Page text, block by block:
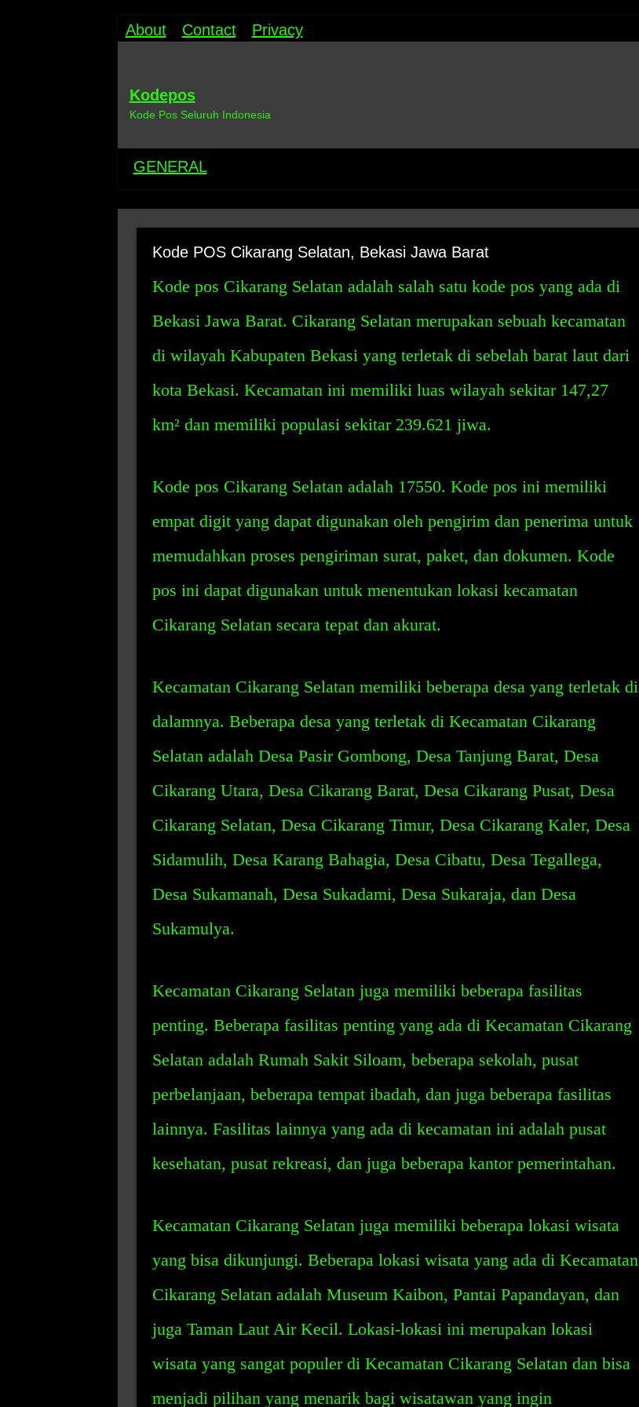
About Contact Privacy
Kodepos
Kode Pos Seluruh Indonesia
GENERAL
Kode POS Cikarang Selatan, Bekasi Jawa Barat
Kode pos Cikarang Selatan adalah salah satu kode pos yang ada di
Bekasi Jawa Barat. Cikarang Selatan merupakan sebuah kecamatan
di wilayah Kabupaten Bekasi yang terletak di sebelah barat laut dari
kota Bekasi. Kecamatan ini memiliki luas wilayah sekitar 147,27
km² dan memiliki populasi sekitar 239.621 jiwa.
Kode pos Cikarang Selatan adalah 17550. Kode pos ini memiliki
empat digit yang dapat digunakan oleh pengirim dan penerima untuk
memudahkan proses pengiriman surat, paket, dan dokumen. Kode
pos ini dapat digunakan untuk menentukan lokasi kecamatan
Cikarang Selatan secara tepat dan akurat.
Kecamatan Cikarang Selatan memiliki beberapa desa yang terletak di
dalamnya. Beberapa desa yang terletak di Kecamatan Cikarang
Selatan adalah Desa Pasir Gombong, Desa Tanjung Barat, Desa
Cikarang Utara, Desa Cikarang Barat, Desa Cikarang Pusat, Desa
Cikarang Selatan, Desa Cikarang Timur, Desa Cikarang Kaler, Desa
Sidamulih, Desa Karang Bahagia, Desa Cibatu, Desa Tegallega,
Desa Sukamanah, Desa Sukadami, Desa Sukaraja, dan Desa
Sukamulya.
Kecamatan Cikarang Selatan juga memiliki beberapa fasilitas
penting. Beberapa fasilitas penting yang ada di Kecamatan Cikarang
Selatan adalah Rumah Sakit Siloam, beberapa sekolah, pusat
perbelanjaan, beberapa tempat ibadah, dan juga beberapa fasilitas
lainnya. Fasilitas lainnya yang ada di kecamatan ini adalah pusat
kesehatan, pusat rekreasi, dan juga beberapa kantor pemerintahan.
Kecamatan Cikarang Selatan juga memiliki beberapa lokasi wisata
yang bisa dikunjungi. Beberapa lokasi wisata yang ada di Kecamatan
Cikarang Selatan adalah Museum Kaibon, Pantai Papandayan, dan
juga Taman Laut Air Kecil. Lokasi-lokasi ini merupakan lokasi
wisata yang sangat populer di Kecamatan Cikarang Selatan dan bisa
menjadi pilihan yang menarik bagi wisatawan yang ingin